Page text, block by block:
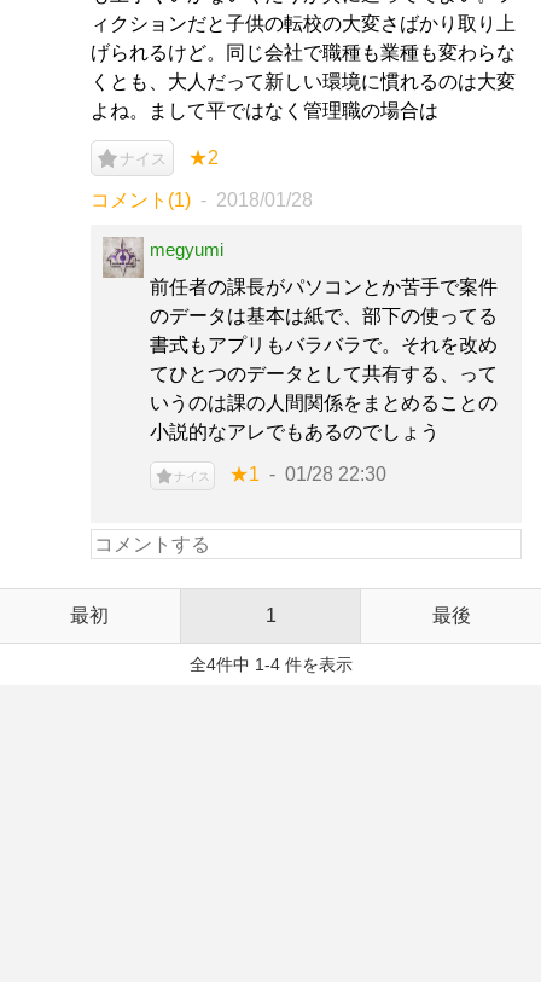
ィクションだと子供の転校の大変さばかり取り上
げられるけど。同じ会社で職種も業種も変わらな
くとも、大人だって新しい環境に慣れるのは大変
よね。まして平ではなく管理職の場合は
ナイス ★2
コメント(1) 2018/01/28
megyumi
前任者の課長がパソコンとか苦手で案件
のデータは基本は紙で、部下の使ってる
書式もアプリもバラバラで。それを改め
てひとつのデータとして共有する、って
いうのは課の人間関係をまとめることの
小説的なアレでもあるのでしょう
ナイス ★1 01/28 22:30
最初 1 最後
全4件中 1-4 件を表示